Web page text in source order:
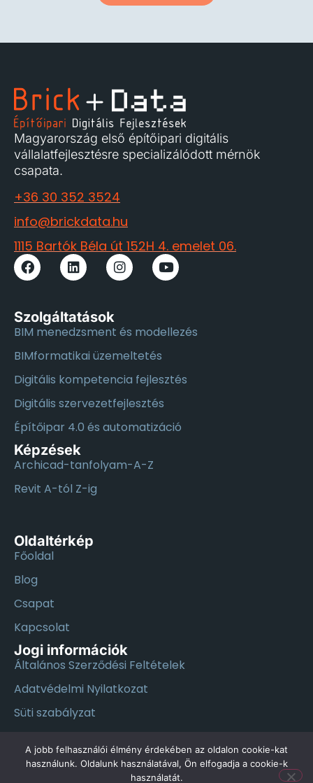
Magyarország első építőipari digitális
vállalatfejlesztésre specializálódott mérnök
csapata.
+36 30 352 3524
info@brickdata.hu
1115 Bartók Béla út 152H 4. emelet 06.
Szolgáltatások
BIM menedzsment és modellezés
BIMformatikai üzemeltetés
Digitális kompetencia fejlesztés
Digitális szervezetfejlesztés
Építőipar 4.0 és automatizáció
Képzések
Archicad-tanfolyam-A-Z
Revit A-tól Z-ig
Oldaltérkép
Főoldal
Blog
Csapat
Kapcsolat
Jogi információk
Általános Szerződési Feltételek
Adatvédelmi Nyilatkozat
Süti szabályzat
2025 © Minden jog fenntartva
A jobb felhasználói élmény érdekében az oldalon cookie-kat
használunk. Oldalunk használatával, Ön elfogadja a cookie-k
használatát.